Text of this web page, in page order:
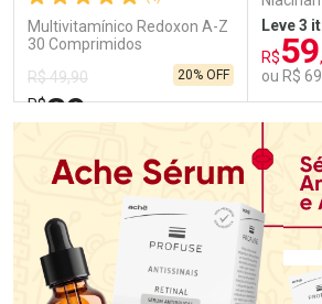
Multivitamínico Redoxon A-Z
30 Comprimidos
R$ 49,90
R$39
20% OFF
Laboratório
Por Menos
Gotas
Leve 3
R$59
ou R$
Por